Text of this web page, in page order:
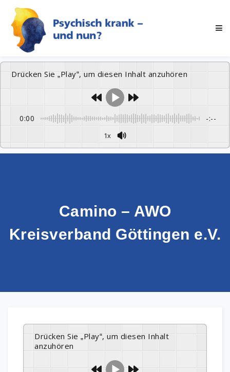
Drücken Sie „Play“, um diesen Inhalt anzuhören
0:00 -:--
1x
Camino – AWO
Kreisverband Göttingen e.V.
Drücken Sie „Play“, um diesen Inhalt
anzuhören